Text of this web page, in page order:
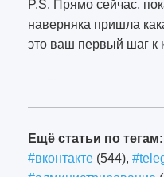
P.S. Прямо сейчас,
наверняка пришла
это ваш первый шаг к
Ещё статьи по тегам:
#вконтакте (544),